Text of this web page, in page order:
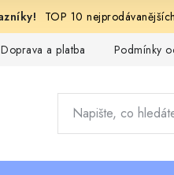
TOP 10
Doprava a platba Podmínky